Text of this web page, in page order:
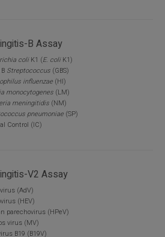
B Assay
coliK1 (E. coliK1)
Streptococcus(GBS)
influenzae(HI)
monocytogenes(LM)
meningitidis(NM)
pneumoniae(SP)
Control (IC)
V2 Assay
(AdV)
(HEV)
parechovirus (HPeV)
virus (MV)
B19 (B19V)